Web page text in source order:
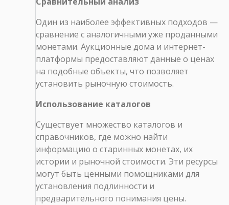
Один из наиболее эффективных подходов —
сравнение с аналогичными уже проданными
монетами. Аукционные дома и интернет-
платформы предоставляют данные о ценах
на подобные объекты, что позволяет
установить рыночную стоимость.
Использование каталогов
Существует множество каталогов и
справочников, где можно найти
информацию о старинных монетах, их
истории и рыночной стоимости. Эти ресурсы
могут быть ценными помощниками для
установления подлинности и
предварительного понимания цены.